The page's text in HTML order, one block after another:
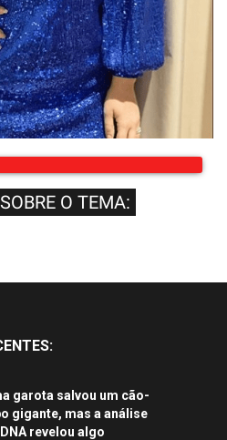
O TEMA:
garota salvou um cão-
gigante, mas a análise
revelou algo